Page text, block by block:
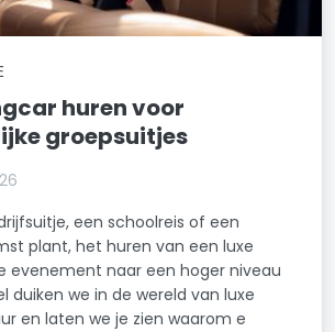
huren voor
groepsuitjes
een schoolreis of een
plant, het huren van een luxe
evenement naar een hoger niveau
duiken we in de wereld van luxe
en laten we je zien waarom e